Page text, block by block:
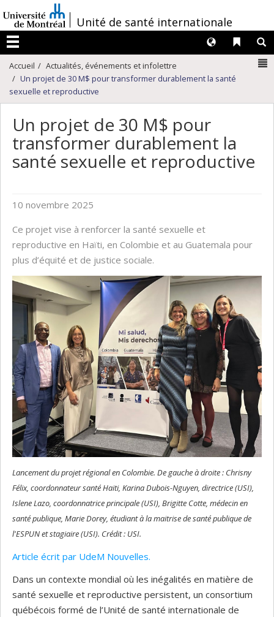
au
contenu
/Unité de santé internationale
Menu
Liens
Langues
Accueil
Actualités, événements et infolettre
Un projet de 30 M$ pour transformer durablement la santé
sexuelle et reproductive
Un projet de 30 M$ pour
transformer durablement la
santé sexuelle et reproductive
10 novembre 2025
Ce projet vise à renforcer la santé sexuelle et
reproductive en Haïti, en Colombie et au Guatemala pour
plus d’équité et de justice sociale.
Lancement du projet régional en Colombie. De gauche à droite : Chrisny
Félix, coordonnateur santé Haiti, Karina Dubois-Nguyen, directrice (USI),
Islene Lazo, coordonnatrice principale (USI), Brigitte Cotte, médecin en
santé publique, Marie Dorey, étudiant à la maitrise de santé publique de
l'ESPUN et stagiaire (USI). Crédit : USI.
Article écrit par UdeM Nouvelles.
Dans un contexte mondial où les inégalités en matière de
santé sexuelle et reproductive persistent, un consortium
québécois formé de l’Unité de santé internationale de